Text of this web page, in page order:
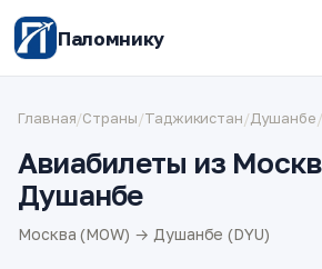
Паломнику
Главная/Страны/Таджикистан/Душанбе/
Авиабилеты из
Душанбе
Москва (MOW) → Душанбе (DYU)